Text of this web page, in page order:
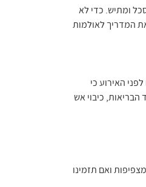
ומתיש. כדי לא
המדריך לאולמות
האירוע כי
הבריאות, כיבוי אש
ואם תזמינו